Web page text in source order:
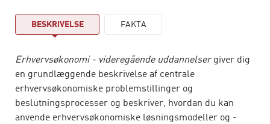
BESKRIVELSE FAKTA
Erhvervsøkonomi - videregående uddannelsergiver dig
en grundlæggende beskrivelse af centrale
erhvervsøkonomiske problemstillinger og
beslutningsprocesser og beskriver, hvordan du kan
anvende erhvervsøkonomiske løsningsmodeller og -